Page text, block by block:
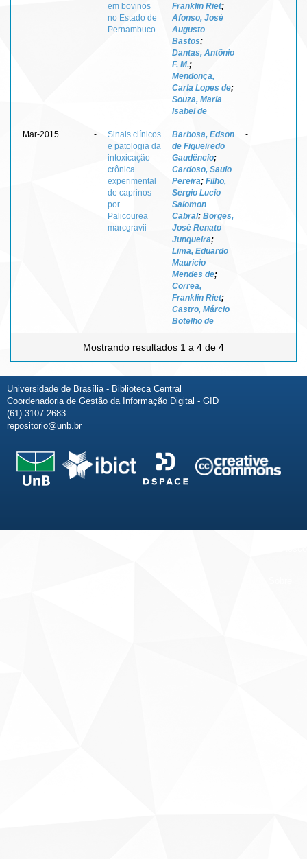
em bovinos
no Estado de
Pernambuco
Franklin Riet;
Afonso, José
Augusto
Bastos;
Dantas, Antônio
F. M.;
Mendonça,
Carla Lopes de;
Souza, Maria
Isabel de
Mar-2015 -
Sinais clínicos
e patologia da
intoxicação
crônica
experimental
de caprinos
por
Palicourea
marcgravii
Barbosa, Edson
de Figueiredo
Gaudêncio;
Cardoso, Saulo
Pereira; Filho,
Sergio Lucio
Salomon
Cabral; Borges,
José Renato
Junqueira;
Lima, Eduardo
Maurício
Mendes de;
Correa,
Franklin Riet;
Castro, Márcio
Botelho de
-
Mostrando resultados 1 a 4 de 4
Universidade de Brasília - Biblioteca Central
Coordenadoria de Gestão da Informação Digital - GID
(61) 3107-2683
repositorio@unb.br